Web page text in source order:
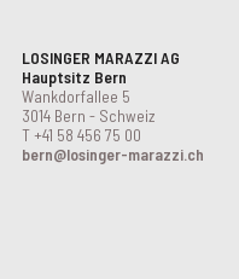
LOSINGER MARAZZI AG
Hauptsitz Bern
Wankdorfallee 5
3014 Bern - Schweiz
T +41 58 456 75 00
bern@losinger-marazzi.ch